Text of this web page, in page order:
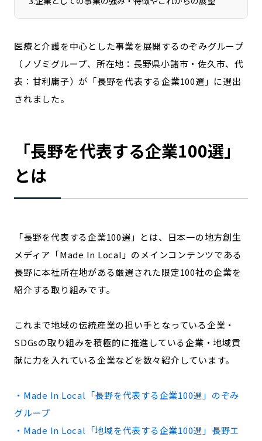
香川エリア
愛媛エリア
高知エリア
福岡エリア
佐賀エリア
長崎エリア
熊本エリア
MILCプロジェクト
Sporkle
「人」から探す
記事ライター アンバサダー
お問い合わせ 会社概要
医療と介護を中心とした事業を展開するのぞみグループ
（ノゾミグループ、所在地：長野県小諸市・佐久市、代
表：甘利庸子）が「長野を代表する企業100選」に選出
されました。
「長野を代表する企業100選」
とは
「長野を代表する企業100選」とは、日本一の地方創生
メディア「Made In Local」のメインコンテンツである
長野に本社所在地がある厳選された限定100社の企業を
紹介する取り組みです。
これまで地域の伝統産業の担い手となっている企業・
SDGsの取り組みを積極的に推進している企業・地域貢
献に力を入れている企業などを数々紹介しています。
・Made In Local「長野を代表する企業100選」 のぞみ
グループ
・Made In Local「地域を代表する企業100選」 長野エ